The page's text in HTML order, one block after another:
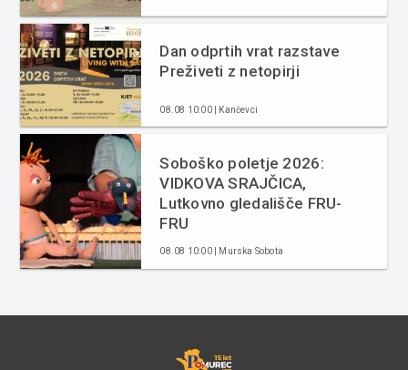
Dan odprtih vrat razstave
Preživeti z netopirji
08.08 10:00 | Kančevci
Soboško poletje 2026:
VIDKOVA SRAJČICA,
Lutkovno gledališče FRU-
FRU
08.08 10:00 | Murska Sobota